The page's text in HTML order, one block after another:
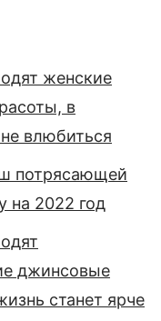
женские
в
влюбиться
потрясающей
на 2022 год
джинсовые
станет ярче